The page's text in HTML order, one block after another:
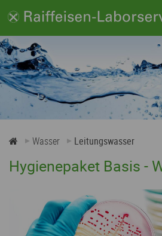
Leitungswasser
Brunnenwasser
Tränkewasser
Teichwasser
Poolwasser
Wärmepumpen-Wasser
Wasser Leitungswasser
Hygienepaket Basis -